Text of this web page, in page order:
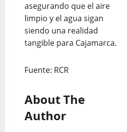
asegurando que el aire
limpio y el agua sigan
siendo una realidad
tangible para Cajamarca.
Fuente: RCR
About The
Author